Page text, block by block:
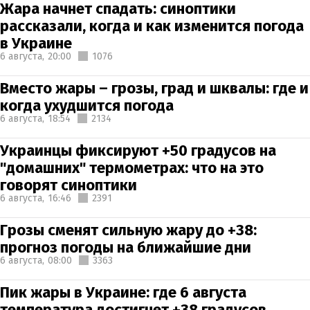
Жара начнет спадать: синоптики
рассказали, когда и как изменится погода
в Украине
6 августа, 20:00 1076
Вместо жары – грозы, град и шквалы: где и
когда ухудшится погода
6 августа, 18:54 2134
Украинцы фиксируют +50 градусов на
"домашних" термометрах: что на это
говорят синоптики
6 августа, 16:46 2391
Грозы сменят сильную жару до +38:
прогноз погоды на ближайшие дни
6 августа, 08:00 3363
Пик жары в Украине: где 6 августа